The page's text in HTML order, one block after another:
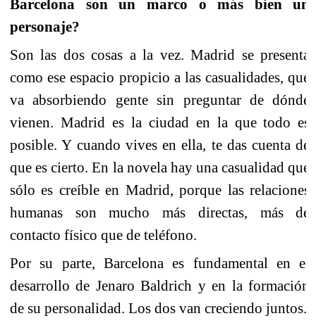
Barcelona son un marco o más bien un
personaje?
Son las dos cosas a la vez. Madrid se presenta
como ese espacio propicio a las casualidades, que
va absorbiendo gente sin preguntar de dónde
vienen. Madrid es la ciudad en la que todo es
posible. Y cuando vives en ella, te das cuenta de
que es cierto. En la novela hay una casualidad que
sólo es creíble en Madrid, porque las relaciones
humanas son mucho más directas, más de
contacto físico que de teléfono.
Por su parte, Barcelona es fundamental en el
desarrollo de Jenaro Baldrich y en la formación
de su personalidad. Los dos van creciendo juntos.